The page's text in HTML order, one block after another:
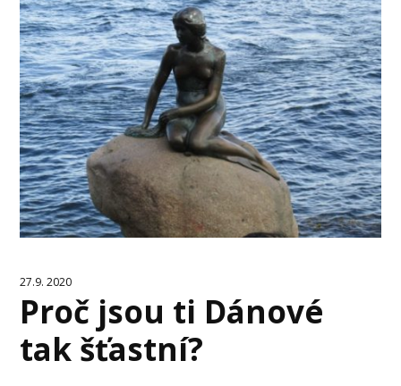
27.9. 2020
Proč jsou ti Dánové
tak šťastní?